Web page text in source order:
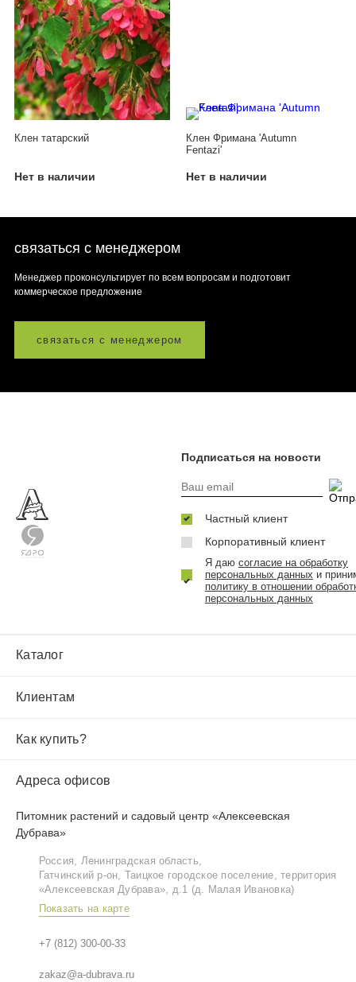
Клен татарский
Нет в наличии
Клен Фримана 'Autumn
Fentazi'
Нет в наличии
связаться с менеджером
Менеджер проконсультирует по всем вопросам и подготовит
коммерческое предложение
связаться с менеджером
Каталог
Клиентам
Как купить?
Адреса офисов
Питомник растений и садовый центр «Алексеевская
Дубрава»
Россия, Ленинградская область,
Гатчинский р‑он, Таицкое городское поселение, территория
«Алексеевская Дубрава», д.1 (д. Малая Ивановка)
Показать на карте
+7 (812) 300-00-33
zakaz@a-dubrava.ru
Подписаться на новости
Частный клиент
Корпоративный клиент
Я даю согласие на обработку
персональных данных и
политику в отношении
персональных данных